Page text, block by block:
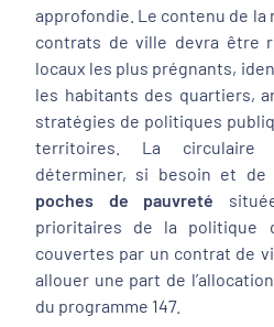
approfondie. Le contenu de
contrats de ville devra être
locaux les plus prégnants,
les habitants des quartiers,
stratégies de politiques
territoires. La circulaire
déterminer, si besoin et de
poches de pauvreté
prioritaires de la politique
couvertes par un contrat de
allouer une part de
du programme 147.